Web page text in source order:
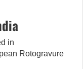
in
Rotogravure